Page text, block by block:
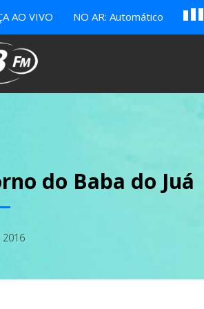
AO VIVO NO AR: Automático B c
do Baba do Juá
2016